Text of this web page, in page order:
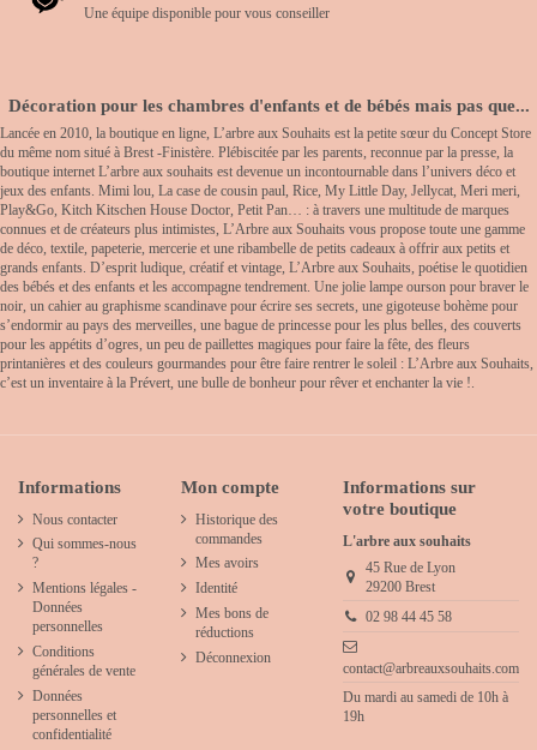
Une équipe disponible pour vous conseiller
Décoration pour les chambres d'enfants et de bébés mais pas que...
Lancée en 2010, la boutique en ligne, L’arbre aux Souhaits est la petite sœur du Concept Store
du même nom situé à Brest -Finistère. Plébiscitée par les parents, reconnue par la presse, la
boutique internet L’arbre aux souhaits est devenue un incontournable dans l’univers déco et
jeux des enfants. Mimi lou, La case de cousin paul, Rice, My Little Day, Jellycat, Meri meri,
Play&Go, Kitch Kitschen House Doctor, Petit Pan… : à travers une multitude de marques
connues et de créateurs plus intimistes, L’Arbre aux Souhaits vous propose toute une gamme
de déco, textile, papeterie, mercerie et une ribambelle de petits cadeaux à offrir aux petits et
grands enfants. D’esprit ludique, créatif et vintage, L’Arbre aux Souhaits, poétise le quotidien
des bébés et des enfants et les accompagne tendrement. Une jolie lampe ourson pour braver le
noir, un cahier au graphisme scandinave pour écrire ses secrets, une gigoteuse bohème pour
s’endormir au pays des merveilles, une bague de princesse pour les plus belles, des couverts
pour les appétits d’ogres, un peu de paillettes magiques pour faire la fête, des fleurs
printanières et des couleurs gourmandes pour être faire rentrer le soleil : L’Arbre aux Souhaits,
c’est un inventaire à la Prévert, une bulle de bonheur pour rêver et enchanter la vie !.
Informations
Nous contacter
Qui sommes-nous
?
Mentions légales -
Données
personnelles
Conditions
générales de vente
Données
personnelles et
confidentialité
Mon compte
Historique des
commandes
Mes avoirs
Identité
Mes bons de
réductions
Déconnexion
Informations sur
votre boutique
L'arbre aux souhaits
45 Rue de Lyon
29200 Brest
02 98 44 45 58
contact@arbreauxsouhaits.com
Du mardi au samedi de 10h à
19h